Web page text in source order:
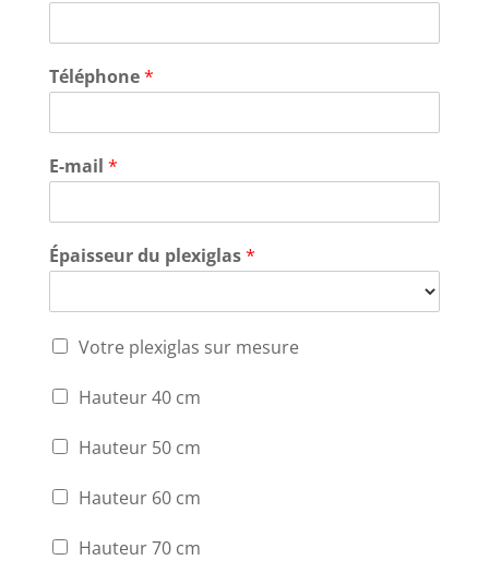
Téléphone*
E-mail *
Épaisseur du plexiglas*
Votre plexiglas sur mesure
Hauteur 40 cm
Hauteur 50 cm
Hauteur 60 cm
Hauteur 70 cm